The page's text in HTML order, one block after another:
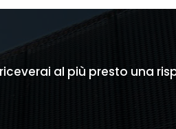
al più presto una